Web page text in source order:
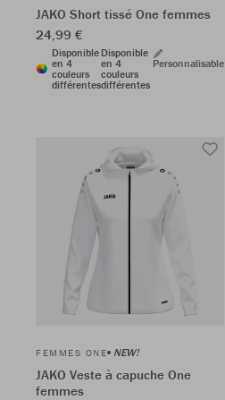
JAKO Short tissé One femmes
24,99 €
Disponible
en 4
couleurs
différentes
Disponible
en 4
couleurs
différentes
Personnalisable
FEMMES ONE NEW!
JAKO Veste à capuche One
femmes